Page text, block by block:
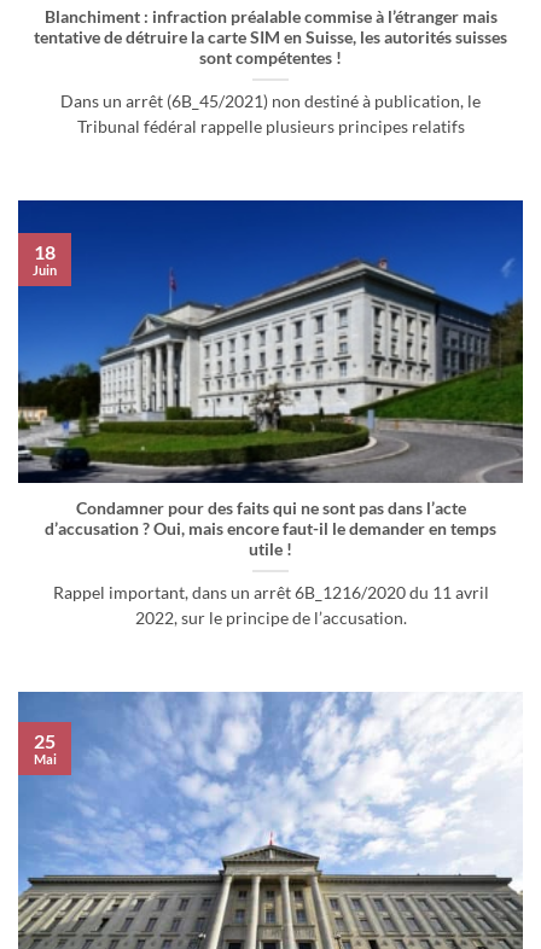
Blanchiment : infraction préalable commise à l’étranger mais
tentative de détruire la carte SIM en Suisse, les autorités suisses
sont compétentes !
Dans un arrêt (6B_45/2021) non destiné à publication, le
Tribunal fédéral rappelle plusieurs principes relatifs
Condamner pour des faits qui ne sont pas dans l’acte
d’accusation ? Oui, mais encore faut-il le demander en temps
utile !
Rappel important, dans un arrêt 6B_1216/2020 du 11 avril
2022, sur le principe de l’accusation.
18
Juin
25
Mai